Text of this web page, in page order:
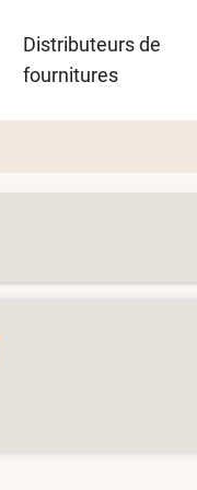
Distributeurs de
fournitures